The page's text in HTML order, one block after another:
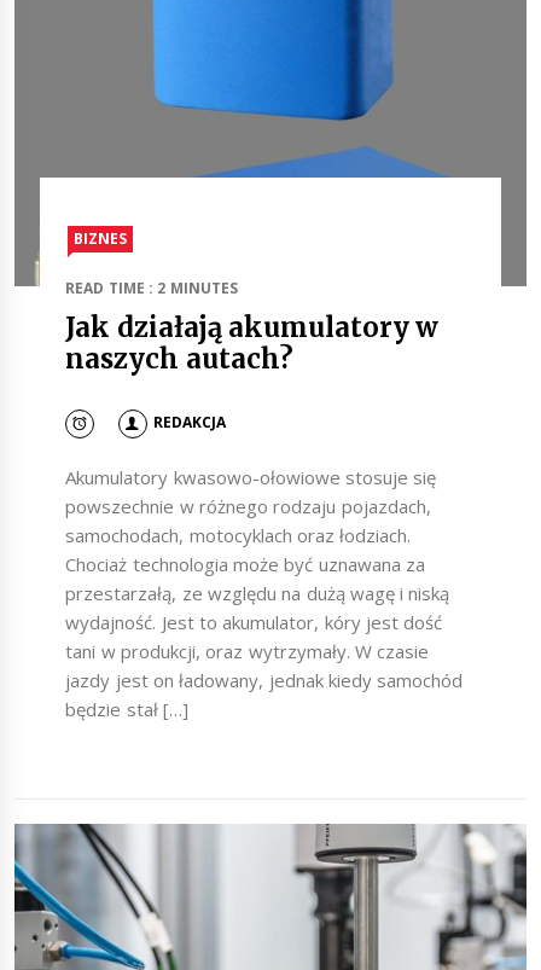
BIZNES
READ TIME : 2 MINUTES
Jak działają akumulatory w
naszych autach?
REDAKCJA
Akumulatory kwasowo-ołowiowe stosuje się
powszechnie w różnego rodzaju pojazdach,
samochodach, motocyklach oraz łodziach.
Chociaż technologia może być uznawana za
przestarzałą, ze względu na dużą wagę i niską
wydajność. Jest to akumulator, kóry jest dość
tani w produkcji, oraz wytrzymały. W czasie
jazdy jest on ładowany, jednak kiedy samochód
będzie stał […]